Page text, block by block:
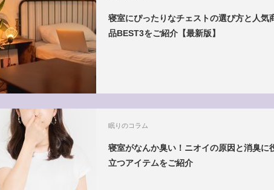
寝室にぴったりなチェストの選び方と人気
品BEST3をご紹介【最新版】
眠りのコラム
寝室がなんか臭い！ニオイの原因と消臭に
立つアイテムをご紹介